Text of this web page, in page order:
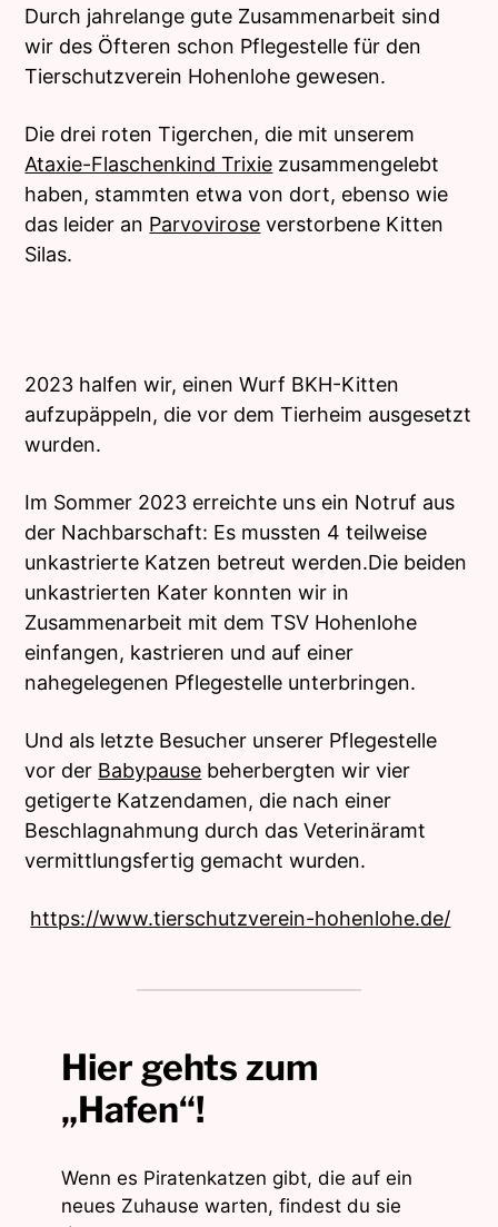
Durch jahrelange gute Zusammenarbeit sind
wir des Öfteren schon Pflegestelle für den
Tierschutzverein Hohenlohe gewesen.
Die drei roten Tigerchen, die mit unserem
Ataxie-Flaschenkind Trixie zusammengelebt
haben, stammten etwa von dort, ebenso wie
das leider an Parvovirose verstorbene Kitten
Silas.
2023 halfen wir, einen Wurf BKH-Kitten
aufzupäppeln, die vor dem Tierheim ausgesetzt
wurden.
Im Sommer 2023 erreichte uns ein Notruf aus
der Nachbarschaft: Es mussten 4 teilweise
unkastrierte Katzen betreut werden.Die beiden
unkastrierten Kater konnten wir in
Zusammenarbeit mit dem TSV Hohenlohe
einfangen, kastrieren und auf einer
nahegelegenen Pflegestelle unterbringen.
Und als letzte Besucher unserer Pflegestelle
vor der Babypause beherbergten wir vier
getigerte Katzendamen, die nach einer
Beschlagnahmung durch das Veterinäramt
vermittlungsfertig gemacht wurden.
https://www.tierschutzverein-hohenlohe.de/
Hier gehts zum
„Hafen“!
Wenn es Piratenkatzen gibt, die auf ein
neues Zuhause warten, findest du sie